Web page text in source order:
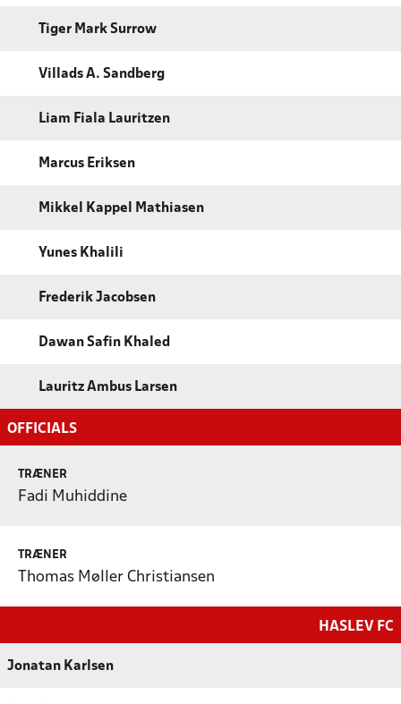
Tiger Mark Surrow
Villads A. Sandberg
Liam Fiala Lauritzen
Marcus Eriksen
Mikkel Kappel Mathiasen
Yunes Khalili
Frederik Jacobsen
Dawan Safin Khaled
Lauritz Ambus Larsen
OFFICIALS
TRÆNER
Fadi Muhiddine
TRÆNER
Thomas Møller Christiansen
HASLEV FC
Jonatan Karlsen